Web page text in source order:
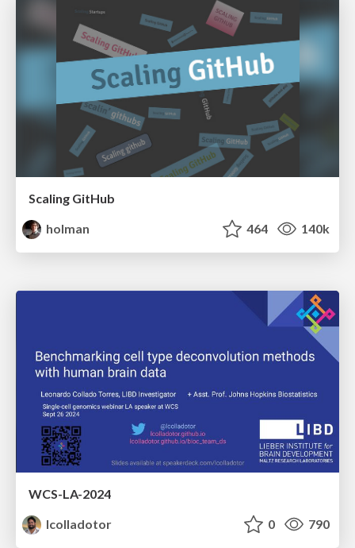
Scaling GitHub
holman
464 140k
WCS-LA-2024
lcolladotor
0 790